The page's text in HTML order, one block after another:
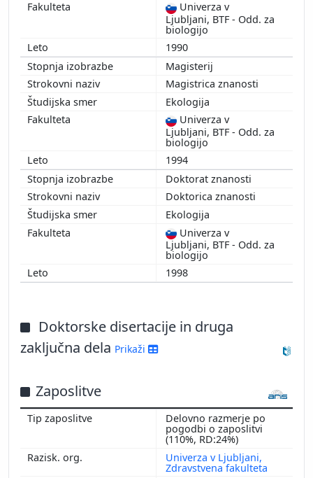
Univerza v
Ljubljani, BTF - Odd. za
biologijo
1990
Magisterij
Magistrica znanosti
Ekologija
Univerza v
Ljubljani, BTF - Odd. za
biologijo
1994
Doktorat znanosti
Doktorica znanosti
Ekologija
Univerza v
Ljubljani, BTF - Odd. za
biologijo
1998
Doktorske disertacije in druga
zaključna dela Prikaži
Zaposlitve
Delovno razmerje po
pogodbi o zaposlitvi
(110%, RD:24%)
Univerza v Ljubljani,
Zdravstvena fakulteta